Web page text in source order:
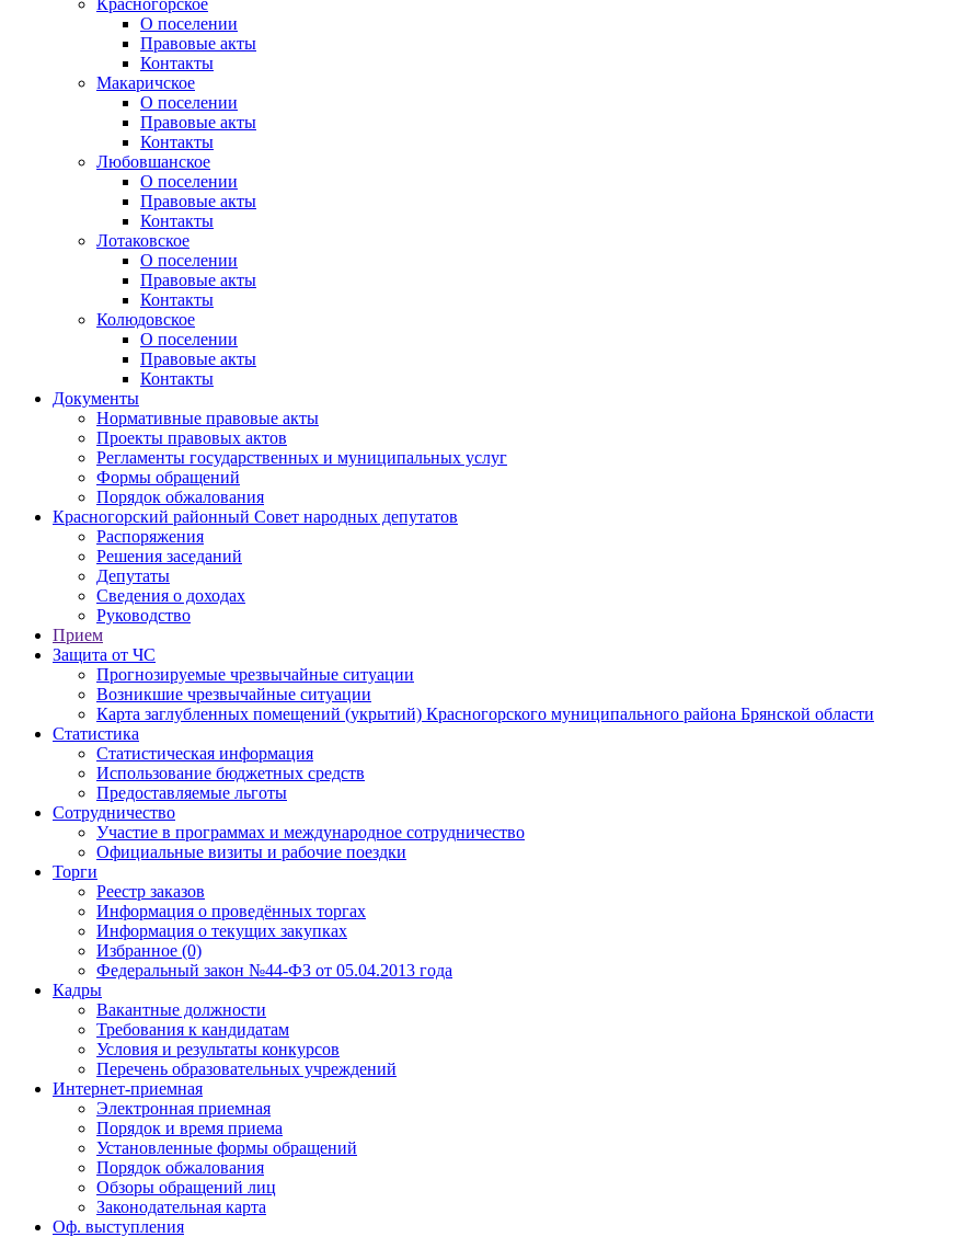
О поселении
Правовые акты
Контакты
Макаричское
О поселении
Правовые акты
Контакты
Любовшанское
О поселении
Правовые акты
Контакты
Лотаковское
О поселении
Правовые акты
Контакты
Колюдовское
О поселении
Правовые акты
Контакты
Документы
Нормативные правовые акты
Проекты правовых актов
Регламенты государственных и муниципальных услуг
Формы обращений
Порядок обжалования
Красногорский районный Совет народных депутатов
Распоряжения
Решения заседаний
Депутаты
Сведения о доходах
Руководство
Прием
Защита от ЧС
Прогнозируемые чрезвычайные ситуации
Возникшие чрезвычайные ситуации
Карта заглубленных помещений (укрытий) Красногорского муниципального района Брянской области
Статистика
Статистическая информация
Использование бюджетных средств
Предоставляемые льготы
Сотрудничество
Участие в программах и международное сотрудничество
Официальные визиты и рабочие поездки
Торги
Реестр заказов
Информация о проведённых торгах
Информация о текущих закупках
Избранное (0)
Федеральный закон №44-ФЗ от 05.04.2013 года
Кадры
Вакантные должности
Требования к кандидатам
Условия и результаты конкурсов
Перечень образовательных учреждений
Интернет-приемная
Электронная приемная
Порядок и время приема
Установленные формы обращений
Порядок обжалования
Обзоры обращений лиц
Законодательная карта
Оф. выступления